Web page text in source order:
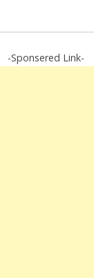
-Sponsered Link-